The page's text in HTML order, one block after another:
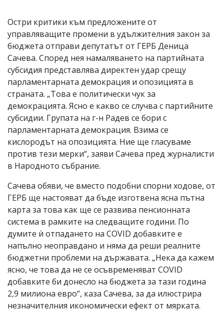
Остри критики към предложените от
управляващите промени в удължителния закон за
бюджета отправи депутатът от ГЕРБ Деница
Сачева. Според нея намаляването на партийната
субсидия представлява директен удар срещу
парламентарната демокрация и опозицията в
страната. „Това е политически чук за
демокрацията. Ясно е какво се случва с партийните
субсидии. Групата на г-н Радев се бори с
парламентарната демокрация. Взима се
кислородът на опозицията. Ние ще гласуваме
против тези мерки“, заяви Сачева пред журналисти
в Народното събрание.
Сачева обяви, че вместо подобни спорни ходове, от
ГЕРБ ще настояват да бъде изготвена ясна пътна
карта за това как ще се развива пенсионната
система в рамките на следващите години. По
думите ѝ отпадането на COVID добавките е
напълно неоправдано и няма да реши реалните
бюджетни проблеми на държавата. „Нека да кажем
ясно, че това да не се осъвременяват COVID
добавките би донесло на бюджета за тази година
2,9 милиона евро“, каза Сачева, за да илюстрира
незначителния икономически ефект от мярката.